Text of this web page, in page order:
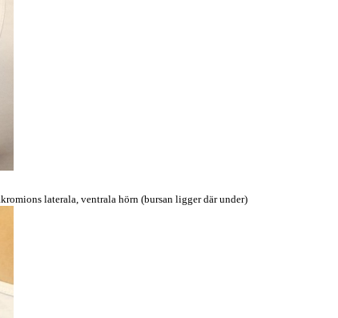
laterala, ventrala hörn (bursan ligger där under)